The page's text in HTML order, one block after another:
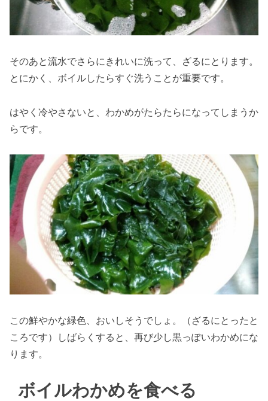
そのあと流水でさらにきれいに洗って、ざるにとります。
とにかく、ボイルしたらすぐ洗うことが重要です。
はやく冷やさないと、わかめがたらたらになってしまうか
らです。
この鮮やかな緑色、おいしそうでしょ。（ざるにとったと
ころです）しばらくすると、再び少し黒っぽいわかめにな
ります。
ボイルわかめを食べる